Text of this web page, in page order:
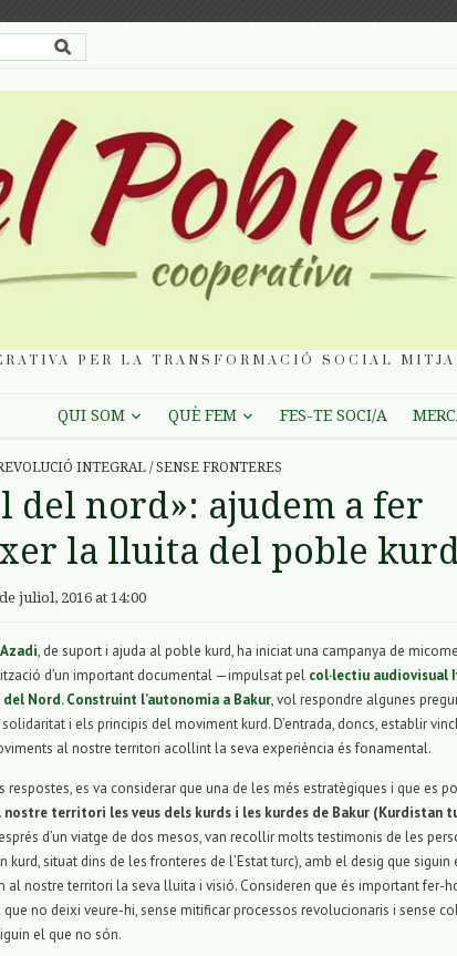
PER LA TRANSFORMACIÓ SOCIAL
QUI SOM QUÈ FEM FES-TE SOCI/A
INTEGRAL / SENSE FRONTERES
del nord»: ajudem a fer
la lluita del poble
juliol, 2016 at 14:00
, de suport i ajuda al poble kurd, ha iniciat una campanya de
d’un important documental —impulsat pel col·lectiu audiovisual
del Nord. Construint l’autonomia a Bakur, vol respondre algunes
i els principis del moviment kurd. D’entrada, doncs, establir
al nostre territori acollint la seva experiència és fonamental.
respostes, es va considerar que una de les més estratègiques i que es
nostre territori les veus dels kurds i les kurdes de Bakur (Kurdistan
d’un viatge de dos mesos, van recollir molts testimonis de les
kurd, situat dins de les fronteres de l’Estat turc), amb el desig que
al nostre territori la seva lluita i visió. Consideren que és important fer-
no deixi veure-hi, sense mitificar processos revolucionaris i sense
el que no són.